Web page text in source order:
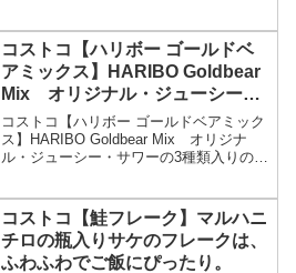
コストコ【ハリボー ゴールドベ
アミックス】HARIBO Goldbear
Mix オリジナル・ジューシー・
サワーの3種類入りの100周年の
記念商品
コストコ【ハリボー ゴールドベアミック
ス】HARIBO Goldbear Mix オリジナ
ル・ジューシー・サワーの3種類入りの
コストコ【鮭フレーク】マルハニ
チロの瓶入りサケのフレークは、
ふわふわでご飯にぴったり。